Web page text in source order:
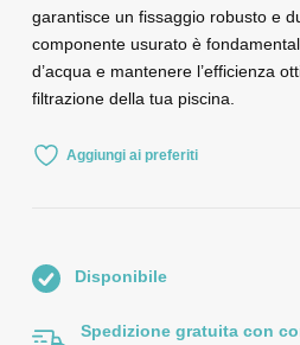
garantisce un fissaggio robusto e
componente usurato è
d’acqua e mantenere l’efficienza
filtrazione della tua piscina.
Aggiungi ai preferiti
Disponibile
Spedizione gratuita con